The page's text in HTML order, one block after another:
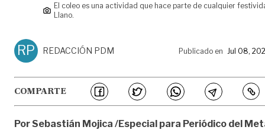
El coleo es una actividad que hace parte de cualquier
Llano.
RP REDACCIÓN PDM Publicado en Jul 08,
COMPARTE
Por Sebastián Mojica /Especial para Periódico del